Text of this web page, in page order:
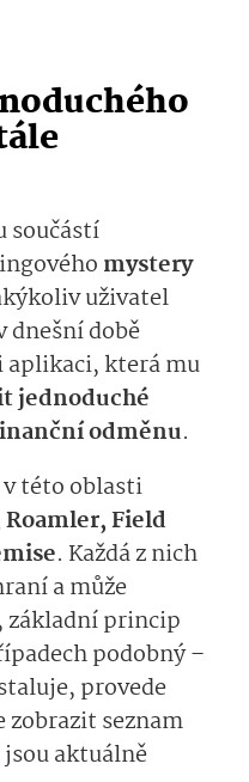
součástí
mystery
uživatel
době
která mu
jednoduché
odměnu.
této oblasti
Field
. Každá z nich
a může
základní princip
podobný –
provede
zobrazit seznam
aktuálně